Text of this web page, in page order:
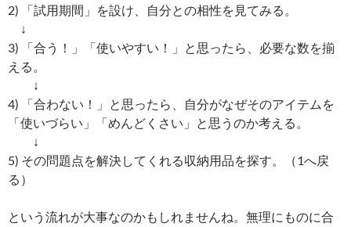
2) 「試用期間」を設け、自分との相性を見てみる。
↓
3) 「合う！」「使いやすい！」と思ったら、必要な数を揃
える。
↓
4) 「合わない！」と思ったら、自分がなぜそのアイテムを
「使いづらい」「めんどくさい」と思うのか考える。
↓
5) その問題点を解決してくれる収納用品を探す。（1へ戻
る）
という流れが大事なのかもしれませんね。無理にものに合